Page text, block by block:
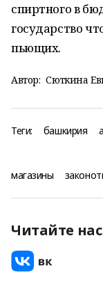
спиртного в
государство
пьющих.
Автор: Сюткина
Теги: башкирия
магазины
Читайте нас